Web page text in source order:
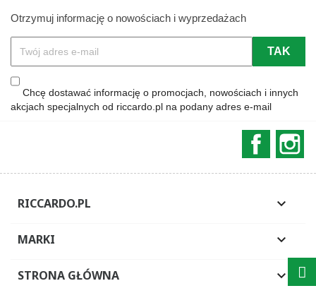
Otrzymuj informację o nowościach i wyprzedażach
Chcę dostawać informację o promocjach, nowościach i innych
akcjach specjalnych od riccardo.pl na podany adres e-mail
RICCARDO.PL 
MARKI 
STRONA GŁÓWNA 